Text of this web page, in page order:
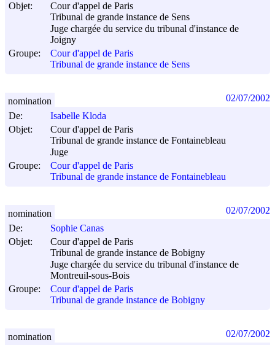
Objet:
Cour d'appel de Paris
Tribunal de grande instance de Sens
Juge chargée du service du tribunal d'instance de
Joigny
Groupe:
Cour d'appel de Paris
Tribunal de grande instance de Sens
De:
Isabelle Kloda
Objet:
Cour d'appel de Paris
Tribunal de grande instance de Fontainebleau
Juge
Groupe:
Cour d'appel de Paris
Tribunal de grande instance de Fontainebleau
nomination 02/07/2002
De:
Sophie Canas
Objet:
Cour d'appel de Paris
Tribunal de grande instance de Bobigny
Juge chargée du service du tribunal d'instance de
Montreuil-sous-Bois
Groupe:
Cour d'appel de Paris
Tribunal de grande instance de Bobigny
nomination 02/07/2002
nomination 02/07/2002